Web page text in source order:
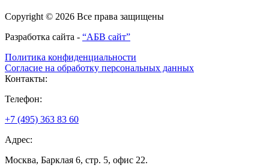
Copyright © 2026 Все права защищены
Разработка сайта - “АБВ сайт”
Политика конфиденциальности
Согласие на обработку персональных данных
Контакты:
Телефон:
+7 (495) 363 83 60
Адрес:
Москва, Барклая 6, стр. 5, офис 22.